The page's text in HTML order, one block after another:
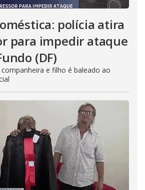
polícia atira
para impedir ataque
(DF)
e filho é baleado ao